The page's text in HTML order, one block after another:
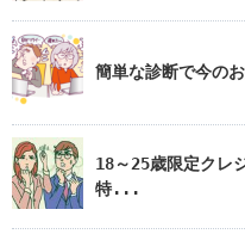
簡単な診断で今の
18～25歳限定クレ
特...